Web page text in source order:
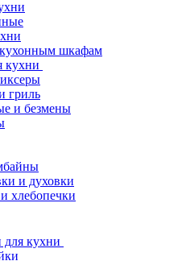
шкафам
кухни
гриль
и безмены
и духовки
хлебопечки
кухни